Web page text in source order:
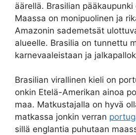
äärellä. Brasilian pääkaupunki
Maassa on monipuolinen ja
Amazonin sademetsät
alueelle. Brasilia on tunnettu
karnevaaleistaan ja
Brasilian virallinen kieli on
onkin Etelä-Amerikan ainoa
maa. Matkustajalla on hyvä
matkassa jonkin verran
sillä englantia puhutaan